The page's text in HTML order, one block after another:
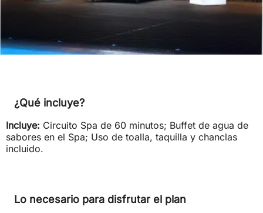
¿Qué incluye?
Incluye: Circuito Spa de 60 minutos; Buffet de agua de
sabores en el Spa; Uso de toalla, taquilla y chanclas
incluido.
Lo necesario para disfrutar el plan